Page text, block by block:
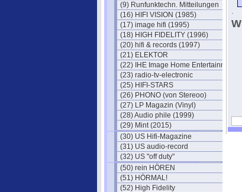
(9) Runfunktechn. Mitteilungen
(16) HIFI VISION (1985)
(17) image hifi (1995)
(18) HIGH FIDELITY (1996)
(20) hifi & records (1997)
(21) ELEKTOR
(22) IHE Image Home Entertainment
(23) radio-tv-electronic
(25) HIFI-STARS
(26) PHONO (von Stereoo)
(27) LP Magazin (Vinyl)
(28) Audio phile (1999)
(29) Mint (2015)
(30) US Hifi-Magazine
(31) US audio-record
(32) US "off duty"
(50) rein HÖREN
(51) HÖRMAL!
(52) High Fidelity
.